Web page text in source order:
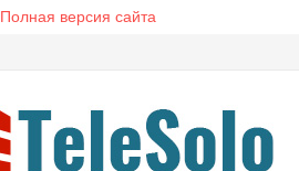
Полная версия сайта